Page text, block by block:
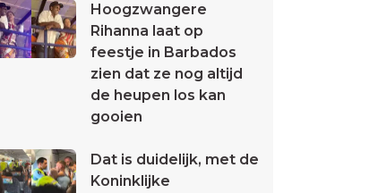
Hoogzwangere
Rihanna laat op
feestje in Barbados
zien dat ze nog altijd
de heupen los kan
gooien
Dat is duidelijk, met de
Koninklijke